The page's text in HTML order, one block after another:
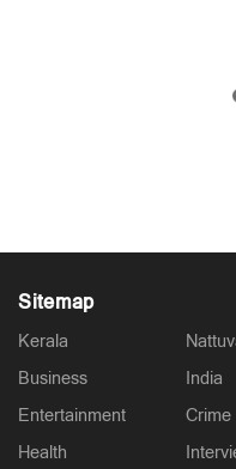
പ്രധാനമന്ത്രിയുടെ
മുതൽ ചെലവായത്
Sitemap
Kerala
Business
Entertainment
Health
India
Crime